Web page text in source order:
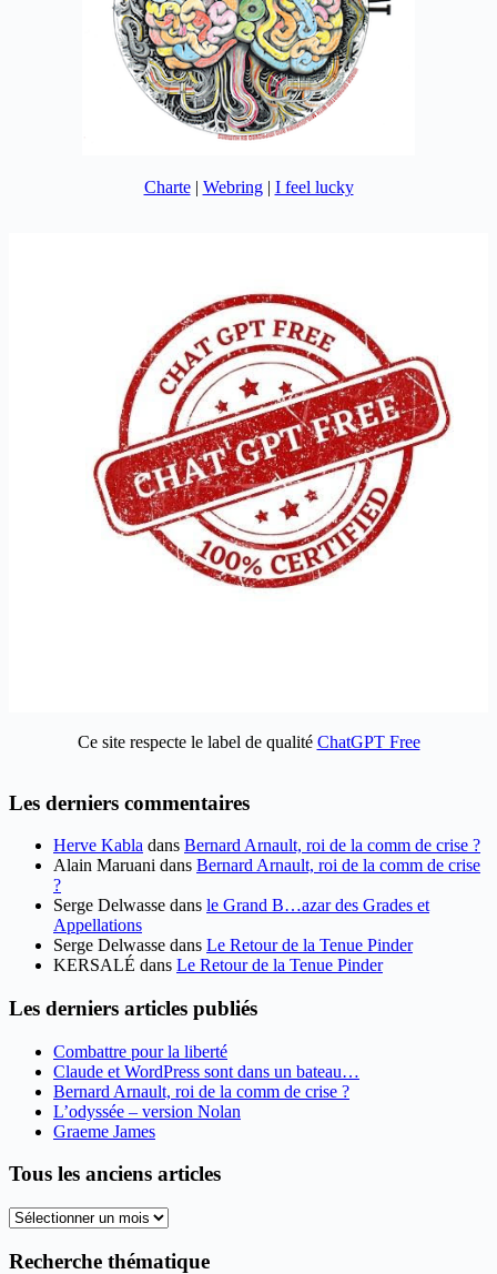
Charte| Webring| I feel lucky
Ce site respecte le label de qualité ChatGPT Free
Les derniers commentaires
Herve Kabla dans Bernard Arnault, roi de la comm de crise ?
Alain Maruani dans Bernard Arnault, roi de la comm de crise
?
Serge Delwasse dans le Grand B…azar des Grades et
Appellations
Serge Delwasse dans Le Retour de la Tenue Pinder
KERSALÉ dans Le Retour de la Tenue Pinder
Les derniers articles publiés
Combattre pour la liberté
Claude et WordPress sont dans un bateau…
Bernard Arnault, roi de la comm de crise ?
L’odyssée – version Nolan
Graeme James
Tous les anciens articles
Tous
anciens
Recherche thématique